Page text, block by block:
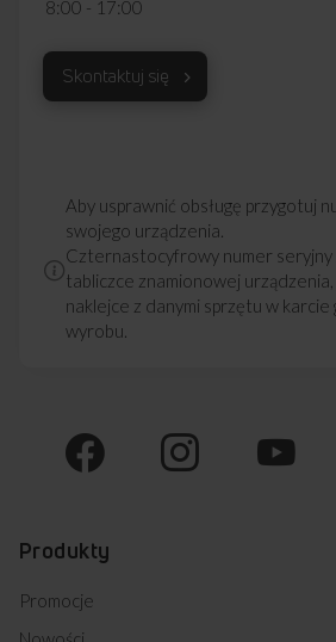
8:00 - 17:00
Skontaktuj się
Aby usprawnić obsługę przygotuj
swojego urządzenia.
Czternastocyfrowy numer seryjny
tabliczce znamionowej
naklejce z danymi sprzętu w karcie
wyrobu.
Produkty
Promocje